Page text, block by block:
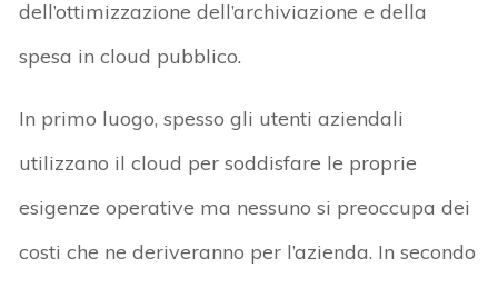
dell’ottimizzazione dell’archiviazione e della
spesa in cloud pubblico.
In primo luogo, spesso gli utenti aziendali
utilizzano il cloud per soddisfare le proprie
esigenze operative ma nessuno si preoccupa dei
costi che ne deriveranno per l’azienda. In secondo